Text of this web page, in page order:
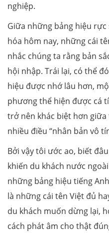
nghiệp.
Giữa những bảng hiệu
hóa hôm nay, những cái
nhắc chúng ta rằng bản
hội nhập. Trái lại, có thể
hiệu được nhớ lâu hơn,
phương thể hiện được cá
trở nên khác biệt hơn giữa
nhiều điều “nhân bản vô
Bởi vậy tôi ước ao, biết
khiến du khách nước
những bảng hiệu tiếng
là những cái tên Việt đủ
du khách muốn dừng lại,
cách phát âm cho thật